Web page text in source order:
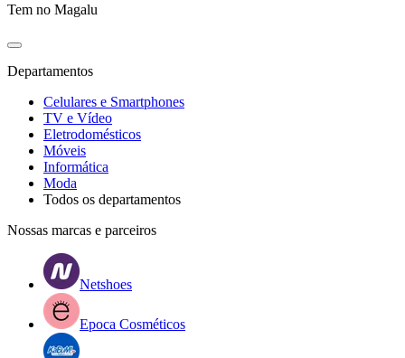
Tem no Magalu
Departamentos
Celulares e Smartphones
TV e Vídeo
Eletrodomésticos
Móveis
Informática
Moda
Todos os departamentos
Nossas marcas e parceiros
Netshoes
Epoca Cosméticos